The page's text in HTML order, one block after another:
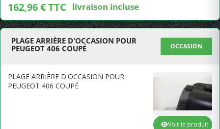
162,96 € TTC livraison incluse
PLAGE ARRIÈRE D'OCCASION POUR
PEUGEOT 406 COUPÉ
OCCASION
PLAGE ARRIÈRE D'OCCASION POUR
PEUGEOT 406 COUPÉ
Voir le produit